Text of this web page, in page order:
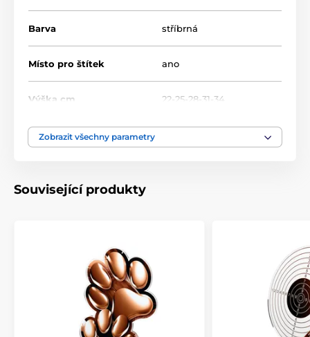
Barva stříbrná
Místo pro štítek ano
Výška cm 22-25-28-31-34
Motiv
Zobrazit všechny parametry
Související produkty